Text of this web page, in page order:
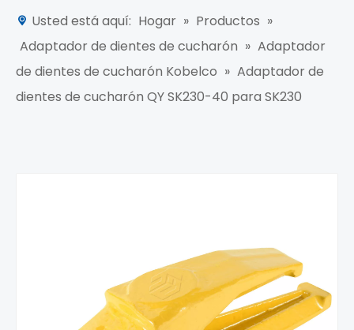
Usted está aquí: Hogar » Productos »
Adaptador de dientes de cucharón » Adaptador
de dientes de cucharón Kobelco » Adaptador de
dientes de cucharón QY SK230-40 para SK230